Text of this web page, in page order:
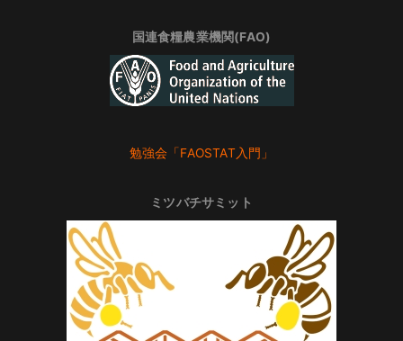
国連食糧農業機関(FAO)
勉強会「FAOSTAT入門」
ミツバチサミット